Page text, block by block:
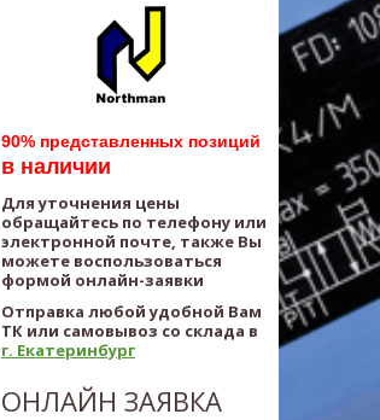
90% представленных позиций
в наличии
Для уточнения цены
обращайтесь по телефону или
электронной почте, также Вы
можете воспользоваться
формой онлайн-заявки
Отправка любой удобной Вам
ТК или самовывоз со склада в
г. Екатеринбург
ОНЛАЙН ЗАЯВКА